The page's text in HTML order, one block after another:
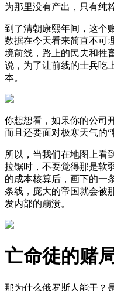
为那里没有产出，只有纯
到了清朝康熙年间，这个
数据在今天看来简直不可
境前线，路上的民夫和牲
说，为了让前线的士兵吃
本。
你想想看，如果你的公司
而且还要面对极寒天气的
所以，当我们在地图上看
拉锯时，不要觉得那是软
的成本核算后，画下的一
条线，庞大的帝国就会被
发内部的崩溃。
亡命徒的赌
那为什么俄罗斯人能干？